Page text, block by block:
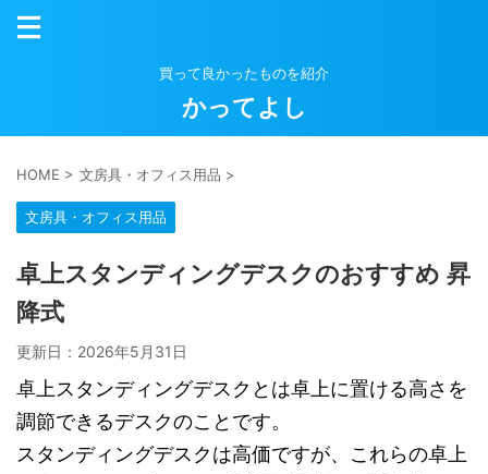
買って良かったものを紹介
かってよし
HOME > 文房具・オフィス用品 >
文房具・オフィス用品
卓上スタンディングデスクのおすすめ 昇
降式
更新日： 2026年5月31日
卓上スタンディングデスクとは卓上に置ける高さを
調節できるデスクのことです。
スタンディングデスクは高価ですが、これらの卓上